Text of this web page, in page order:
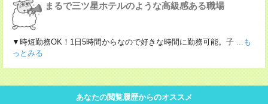
まるで三ツ星ホテルのような高級感ある職場
▼時短勤務OK！1日5時間からなので好きな時間に勤務可能。子 ...も
っとみる
あなたの閲覧履歴からのオススメ